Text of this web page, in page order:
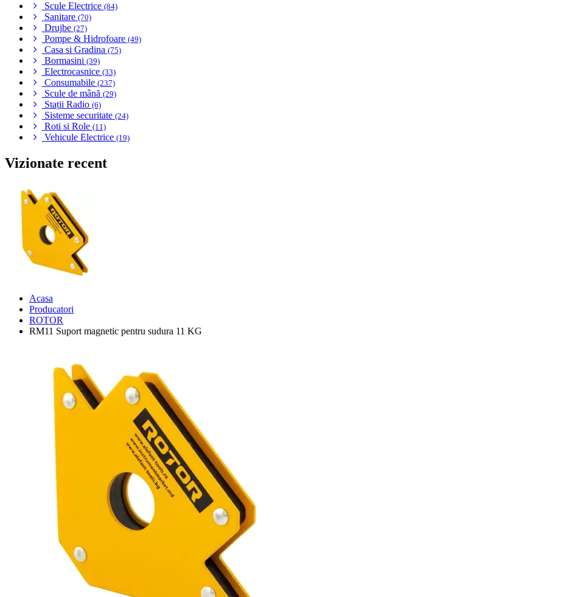
Scule Electrice (84)
Sanitare (70)
Drujbe (27)
Pompe & Hidrofoare (49)
Casa si Gradina (75)
Bormasini (39)
Electrocasnice (33)
Consumabile (237)
Scule de mână (29)
Stații Radio (6)
Sisteme securitate (24)
Roti si Role (11)
Vehicule Electrice (19)
Vizionate recent
Acasa
Producatori
ROTOR
RM11 Suport magnetic pentru sudura 11 KG